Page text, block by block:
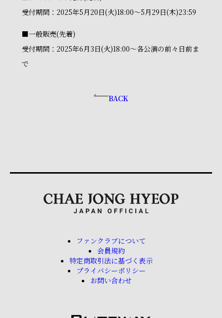
受付期間：2025年5月20日(火)18:00～5月29日(木)23:59
■一般販売(先着)
受付期間：2025年6月3日(火)18:00～各公演の前々日前ま
で
BACK
ファンクラブについて
会員規約
特定商取引法に基づく表示
プライバシーポリシー
お問い合わせ